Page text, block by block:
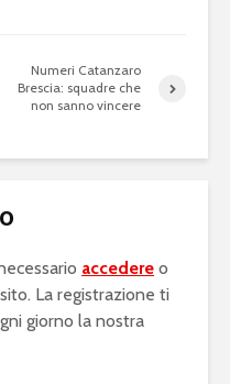
Numeri Catanzaro
Brescia: squadre che
non sanno vincere
accedere o
La registrazione ti
giorno la nostra